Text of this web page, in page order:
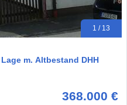
1 / 13
m. Altbestand DHH
368.000 €